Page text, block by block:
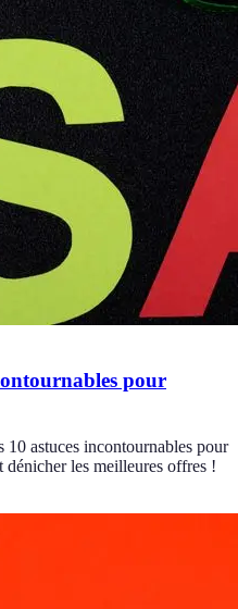
pour
astuces incontournables pour
dénicher les meilleures offres !